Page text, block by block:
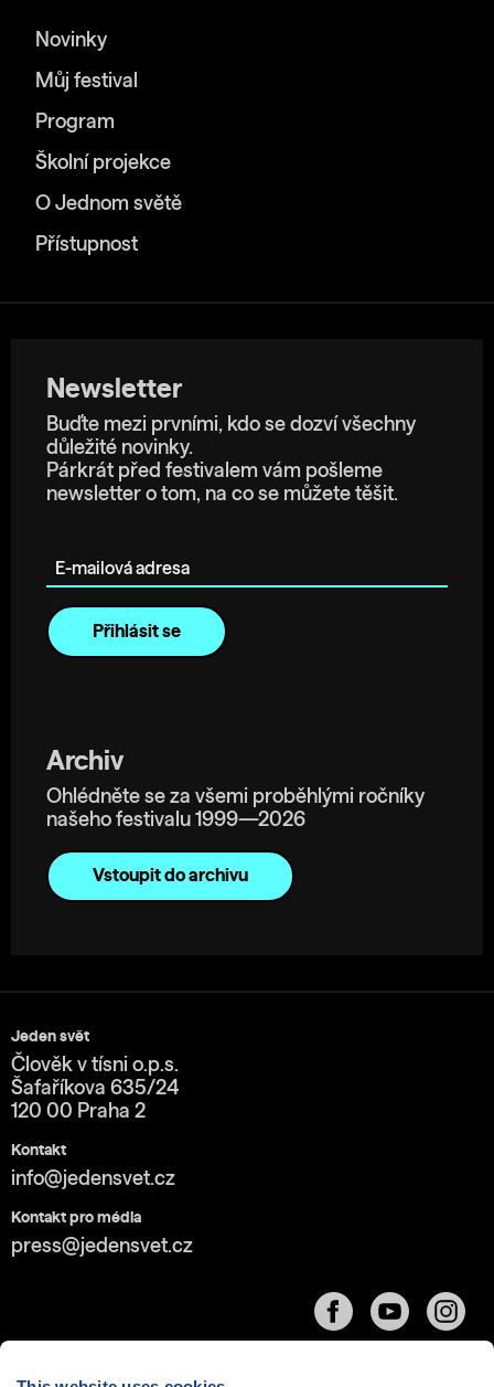
Novinky
Můj festival
Program
Školní projekce
O Jednom světě
Přístupnost
Newsletter
Buďte mezi prvními, kdo se dozví všechny
důležité novinky.
Párkrát před festivalem vám pošleme
newsletter o tom, na co se můžete těšit.
Archiv
Ohlédněte se za všemi proběhlými ročníky
našeho festivalu 1999—2026
Vstoupit do archivu
Jeden svět
Člověk v tísni o.p.s.
Šafaříkova 635/24
120 00 Praha 2
Kontakt
info@jedensvet.cz
Kontakt pro média
press@jedensvet.cz